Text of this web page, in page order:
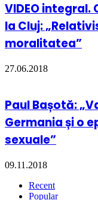
VIDEO integral.
la Cluj:
moralitatea”
27.06.2018
Paul Bașotă:
Germania și o
sexuale”
09.11.2018
Recent
Popular